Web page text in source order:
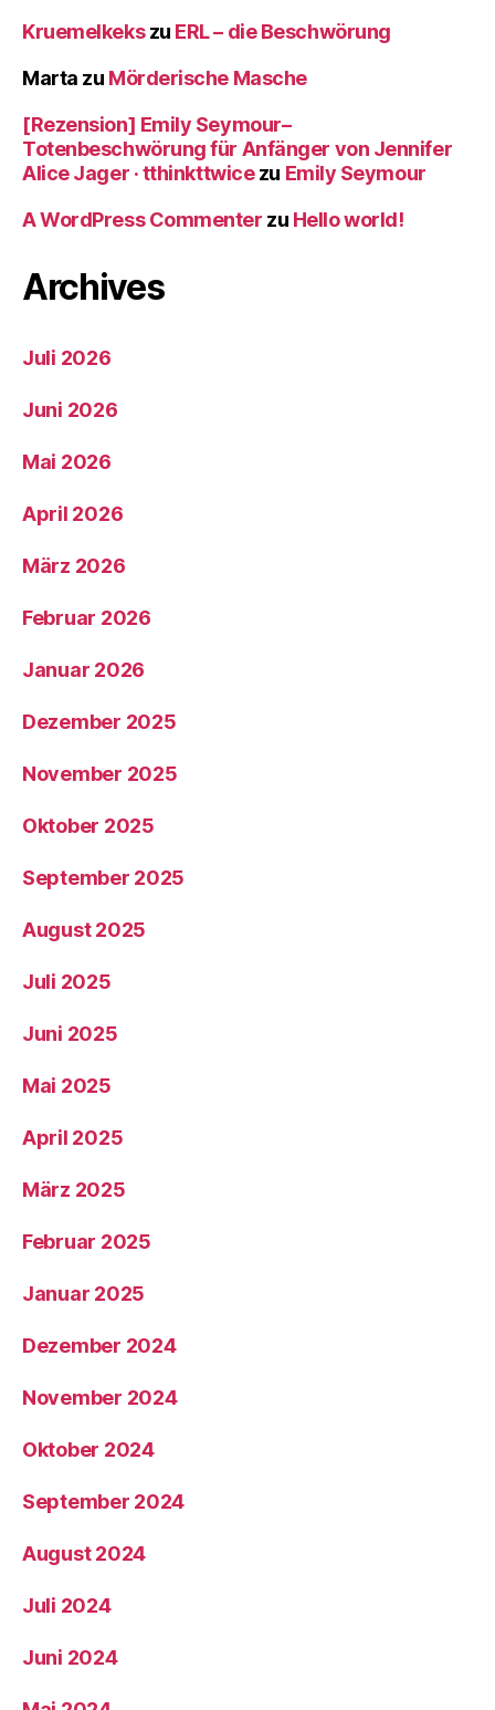
Kruemelkekszu ERL – die Beschwörung
Marta zu Mörderische Masche
[Rezension] Emily Seymour–
Totenbeschwörung für Anfänger von Jennifer
Alice Jager · tthinkttwicezu Emily Seymour
A WordPress Commenter zu Hello world!
Archives
Juli 2026
Juni 2026
Mai 2026
April 2026
März 2026
Februar 2026
Januar 2026
Dezember 2025
November 2025
Oktober 2025
September 2025
August 2025
Juli 2025
Juni 2025
Mai 2025
April 2025
März 2025
Februar 2025
Januar 2025
Dezember 2024
November 2024
Oktober 2024
September 2024
August 2024
Juli 2024
Juni 2024